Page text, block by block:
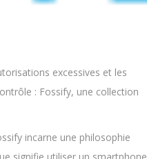
excessives et les
: Fossify, une collection
incarne une philosophie